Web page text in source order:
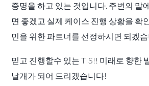
증명을 하고 있는 것입니다. 주변의 말
면 좋겠고 실제 케이스 진행 상황을 확
민을 위한 파트너를 선정하시면 되겠
믿고 진행할수 있는 TIS!! 미래로 향한
날개가 되어 드리겠습니다!